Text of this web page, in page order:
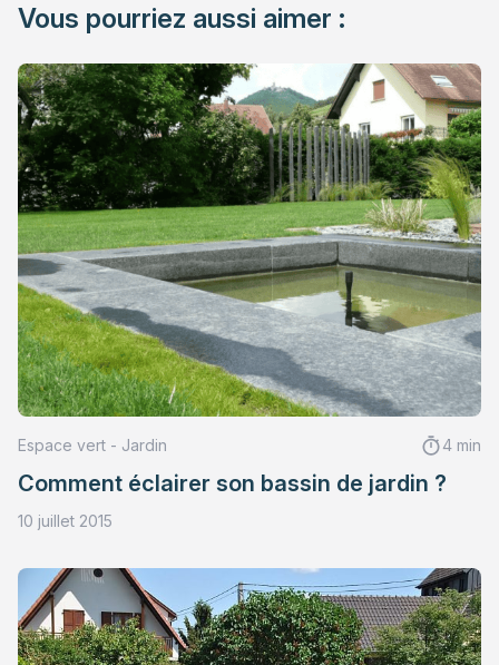
Vous pourriez aussi aimer :
Espace vert - Jardin 4 min
Comment éclairer son bassin de jardin ?
10 juillet 2015